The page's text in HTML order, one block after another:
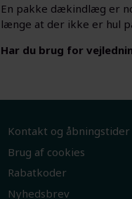
En pakke dækindlæg er
længe at der ikke er hul
Har du brug for
Kontakt og åbningstider
Brug af cookies
Rabatkoder
Nyhedsbrev